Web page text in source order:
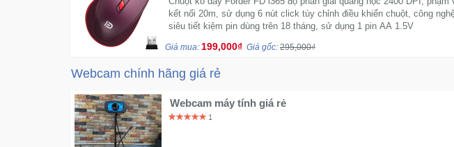
kết nối 20m, sử dụng 6 nút click tùy chỉnh điều khiển chuột, công
siêu tiết kiệm pin dùng trên 18 tháng, sử dụng 1 pin AA 1.5V
Giá mua: 199,000₫ Giá gốc: 295,000₫
Webcam chính hãng giá rẻ
Webcam máy tính giá rẻ
1